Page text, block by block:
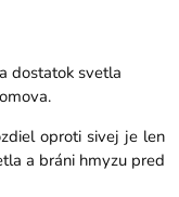
dostatok svetla
oproti sivej je len
a bráni hmyzu pred